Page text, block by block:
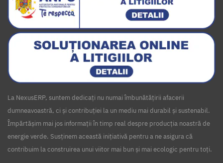
La NexusERP, suntem dedicați nu numai îmbunătățirii afacerii
dumneavoastră, ci și contribuției la un mediu mai durabil și sustenabil.
Împărtășim mai jos informații în timp real despre producția noastră de
energie verde. Susținem această inițiativă pentru a ne asigura că
contribuim la construirea unui viitor mai bun și mai ecologic pentru toți.